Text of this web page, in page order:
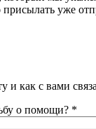
уже
и как с вами
о помощи? *